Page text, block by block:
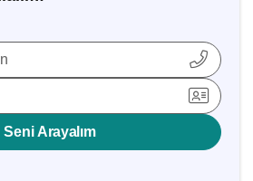
Seni Arayalım